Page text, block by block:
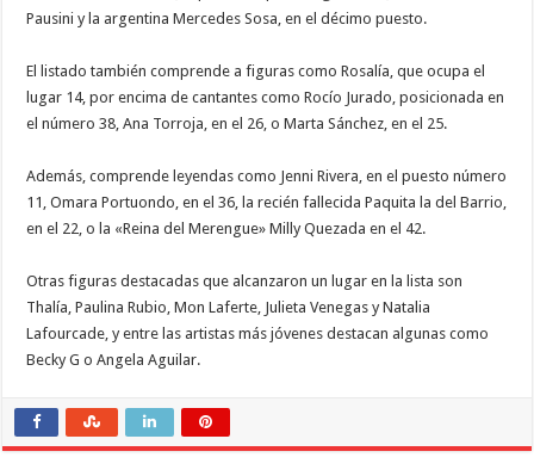
Pausini y la argentina Mercedes Sosa, en el décimo puesto.
El listado también comprende a figuras como Rosalía, que ocupa el
lugar 14, por encima de cantantes como Rocío Jurado, posicionada en
el número 38, Ana Torroja, en el 26, o Marta Sánchez, en el 25.
Además, comprende leyendas como Jenni Rivera, en el puesto número
11, Omara Portuondo, en el 36, la recién fallecida Paquita la del Barrio,
en el 22, o la «Reina del Merengue» Milly Quezada en el 42.
Otras figuras destacadas que alcanzaron un lugar en la lista son
Thalía, Paulina Rubio, Mon Laferte, Julieta Venegas y Natalia
Lafourcade, y entre las artistas más jóvenes destacan algunas como
Becky G o Angela Aguilar.